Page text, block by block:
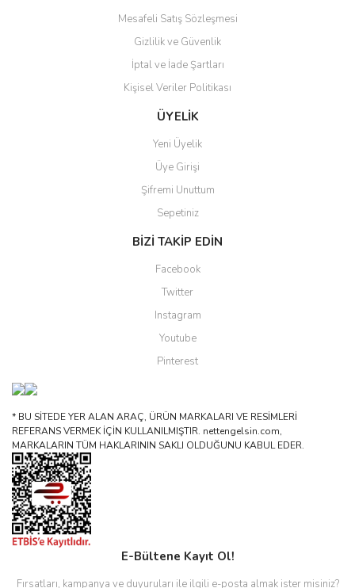
Mesafeli Satış Sözleşmesi
Gizlilik ve Güvenlik
İptal ve İade Şartları
Kişisel Veriler Politikası
ÜYELİK
Yeni Üyelik
Üye Girişi
Şifremi Unuttum
Sepetiniz
BİZİ TAKİP EDİN
Facebook
Twitter
Instagram
Youtube
Pinterest
* BU SİTEDE YER ALAN ARAÇ, ÜRÜN MARKALARI VE RESİMLERİ
REFERANS VERMEK İÇİN KULLANILMIŞTIR. nettengelsin.com,
MARKALARIN TÜM HAKLARININ SAKLI OLDUĞUNU KABUL EDER.
E-Bültene Kayıt Ol!
Fırsatları, kampanya ve duyuruları ile ilgili e-posta almak ister misiniz?